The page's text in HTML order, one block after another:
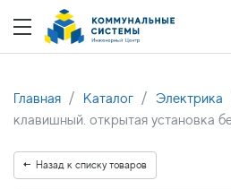
Главная Каталог Электрика
клавишный. открытая
Назад к списку товаров